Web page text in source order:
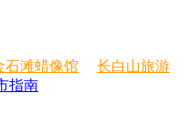
石滩蜡像馆 长白山旅游
指南